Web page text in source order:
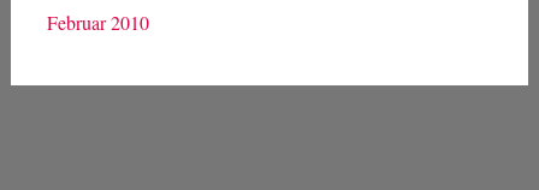
Februar 2010